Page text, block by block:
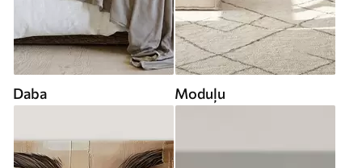
Daba Moduļu